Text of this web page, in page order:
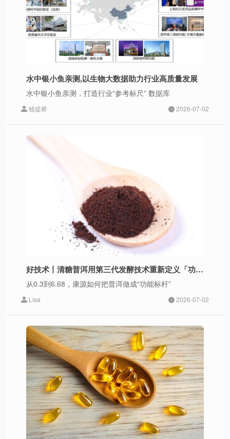
水中银小鱼亲测,以生物大数据助力行业高质量发展
水中银小鱼亲测，打造行业“参考标尺” 数据库
植提桥 2026-07-02
好技术丨清糖普洱用第三代发酵技术重新定义「功能茶饮」-中国·健康好技术入围项目
从0.3到6.68，康源如何把普洱做成“功能标杆”
Lisa 2026-07-02